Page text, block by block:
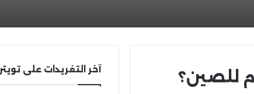
للصين؟ آخر التغريدات على تويتر